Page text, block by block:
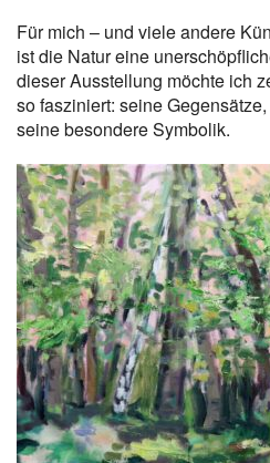
Für mich – und viele andere
ist die Natur eine
dieser Ausstellung möchte ich
so fasziniert: seine
seine besondere Symbolik.